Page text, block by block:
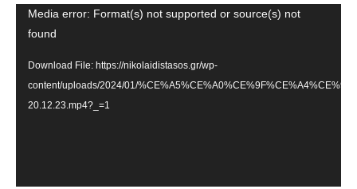
Video
Player
Media error: Format(s) not supported or source(s) not
found
Download File: https://nikolaidistasos.gr/wp-
content/uploads/2024/01/
20.12.23.mp4?_=1